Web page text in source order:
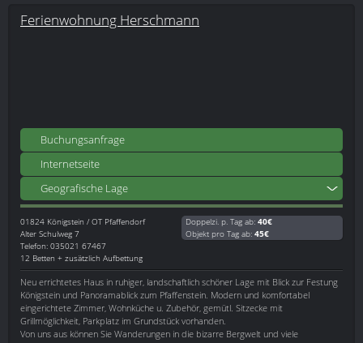
Ferienwohnung Herschmann
Buchungsanfrage
Internetseite
Geografische Lage
01824 Königstein / OT Pfaffendorf
Alter Schulweg 7
Telefon: 035021 67467
12 Betten + zusätzlich Aufbettung
Doppelzi. p. Tag ab: 40€
Objekt pro Tag ab: 45€
Neu errichtetes Haus in ruhiger, landschaftlich schöner Lage mit Blick zur Festung
Königstein und Panoramablick zum Pfaffenstein. Modern und komfortabel
eingerichtete Zimmer, Wohnküche u. Zubehör, gemütl. Sitzecke mit
Grillmöglichkeit, Parkplatz im Grundstück vorhanden.
Von uns aus können Sie Wanderungen in die bizarre Bergwelt und viele